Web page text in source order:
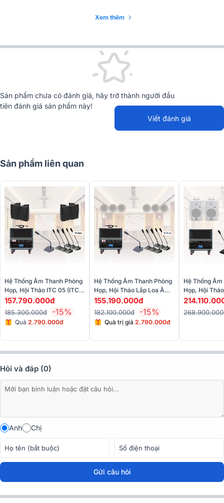
Đặc điểm chi tiết các thiết bị có trong dàn:
1. Loa Treo Tường ITC T-776H
Hệ thống sử dụngloa treo tường ITC T-776H
, dòng loa hộp hai
đường tiếng được thiết kế chuyên biệt cho hệ thống âm thanh phân
phối 100V. Mỗi loa cho phép lựa chọn công suất đầu ra linh hoạt ở
các mức 5W, 10W, 20W hoặc 40W, phù hợp với từng không gian cụ
Xem thêm
Sản phẩm chưa có đánh giá, hãy trở thành người đầu
tiên đánh giá sản phẩm này!
Viết đánh giá
Sản phẩm liên quan
Hệ Thống Âm Thanh Phòng
Họp, Hội Thảo ITC 05 (ITC
T-776H, ITC TS-0308, ITC
TS-0308A, ITC TF-
M03300, ITC T-240D…)
157.790.000đ
185.300.000đ -15%
Quà 2.790.000đ
Hệ Thống Âm Thanh Phòng
Họp, Hội Thảo Lắp Loa Âm
Trần ITC 02 (50-70m2)
155.190.000đ
182.100.000đ -15%
Quà trị giá2.790.000đ
Hệ Thống
Họp, Hội
Dây 50-70m
ITC T-776H,
W310,...)
Hỏi và đáp (0)
Anh Chị
Gửi câu hỏi